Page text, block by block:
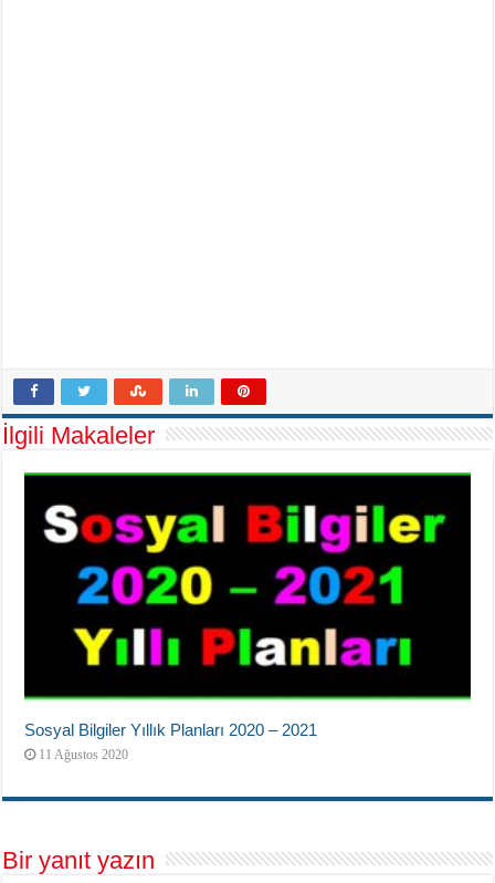
İlgili Makaleler
Sosyal Bilgiler Yıllık Planları 2020 – 2021
11 Ağustos 2020
Bir yanıt yazın